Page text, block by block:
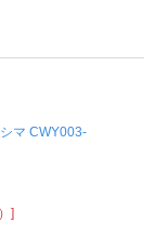
マ CWY003-
]